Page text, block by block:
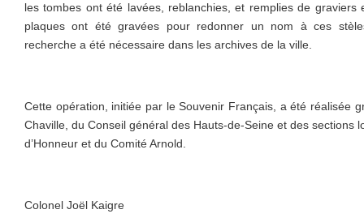
les tombes ont été lavées, reblanchies, et remplies de graviers
plaques ont été gravées pour redonner un nom à ces
recherche a été nécessaire dans les archives de la ville.
Cette opération, initiée par le Souvenir Français, a été réalisée
Chaville, du Conseil général des Hauts-de-Seine et des sections
d’Honneur et du Comité Arnold.
Colonel Joël Kaigre